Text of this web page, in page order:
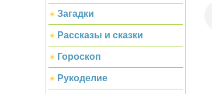
Загадки
Рассказы и сказки
Гороскоп
Рукоделие